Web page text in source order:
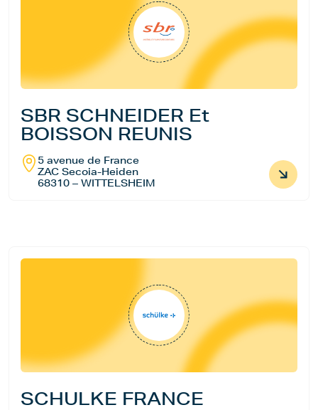
SBR SCHNEIDER Et
BOISSON REUNIS
5 avenue de France
ZAC Secoia-Heiden
68310 – WITTELSHEIM
SCHULKE FRANCE